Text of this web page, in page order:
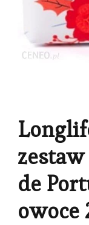
de
owoce